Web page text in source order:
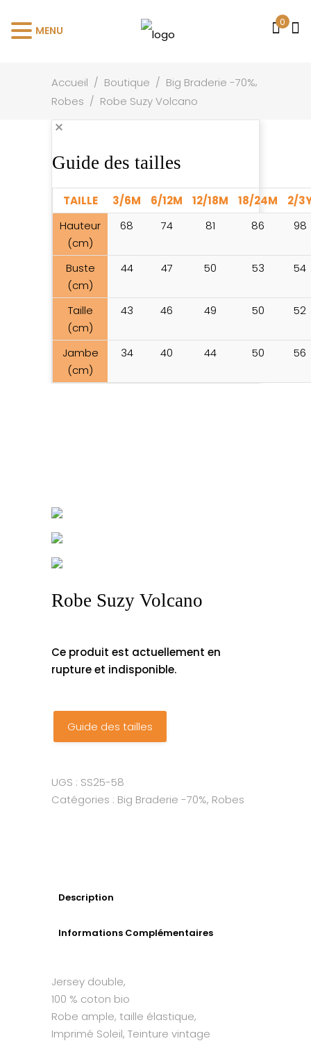
Accueil / Boutique / Big Braderie -70%,
Robes / Robe Suzy Volcano
Guide des tailles
TAILLE 3/6M 6/12M 12/18M 18/24M
2/
Hauteur
(cm)
68 74 81 86 98
Buste
(cm)
44 47 50 53 54
Taille
(cm)
43 46 49 50 52
Jambe
(cm)
34 40 44 50 56
Robe Suzy Volcano
Ce produit est actuellement en
rupture et indisponible.
Guide des tailles
UGS : SS25-58
Catégories : Big Braderie -70%, Robes
Description
Informations Complémentaires
Jersey double,
100 % coton bio
Robe ample, taille élastique,
Imprimé Soleil, Teinture vintage
0
MENU